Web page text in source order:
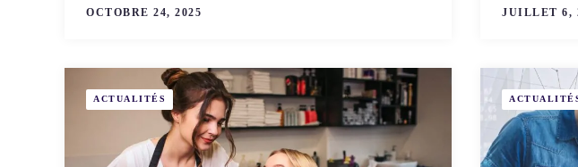
OCTOBRE 24, 2025 JUILLET 6,
ACTUALITÉS